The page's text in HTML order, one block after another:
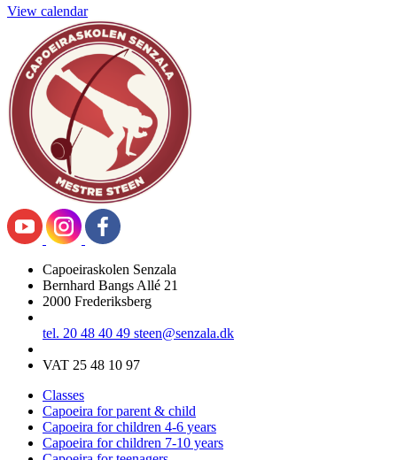
View calendar
Capoeiraskolen Senzala
Bernhard Bangs Allé 21
2000 Frederiksberg
tel. 20 48 40 49 steen@senzala.dk
VAT 25 48 10 97
Classes
Capoeira for parent & child
Capoeira for children 4-6 years
Capoeira for children 7-10 years